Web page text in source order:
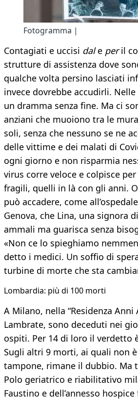
Fotogramma |
Contagiati e uccisi dale peril
strutture di assistenza dove
qualche volta persino lasciati
invece dovrebbe accudirli.
un dramma senza fine. Ma ci
anziani che muoiono tra le
soli, senza che nessuno se ne
delle vittime e dei malati di
ogni giorno e non risparmia
virus corre veloce e colpisce
fragili, quelli in là con gli anni.
può accadere, come
Genova, che Lina, una signora
ammali ma guarisca senza
«Non ce lo spieghiamo
detto i medici. Un soffio di
turbine di morte che sta
Lombardia: più di 100 morti
A Milano, nella “Residenza Anni
Lambrate, sono deceduti nei
ospiti. Per 14 di loro il verdetto
Sugli altri 9 morti, ai quali non
tampone, rimane il dubbio. Ma
Polo geriatrico e riabilitativo
Faustino e dell’annesso